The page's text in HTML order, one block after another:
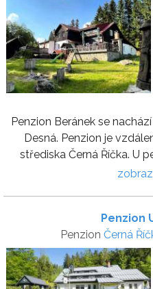
Penzion Beránek se
Desná. Penzion je
střediska Černá Říčka. U
Penzion
Penzion Černá